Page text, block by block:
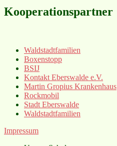
Kooperationspartner
Waldstadtfamilien
Boxenstopp
BSIJ
Kontakt Eberswalde e.V.
Martin Gropius Krankenhaus
Rockmobil
Stadt Eberswalde
Waldstadtfamilien
Impressum